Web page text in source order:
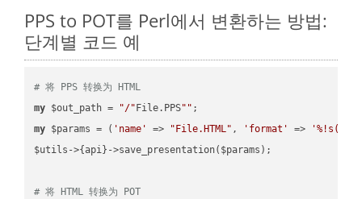
PPS to POT를 Perl에서 변환하는 방법:
단계별 코드 예
# 将 PPS 转换为 HTML
my $out_path = "/" File.PPS""
my $params = ( 'name' => "File.HTML" , 'format' =>
$utils->{api}->save_presentation($params);
# 将 HTML 转换为 POT